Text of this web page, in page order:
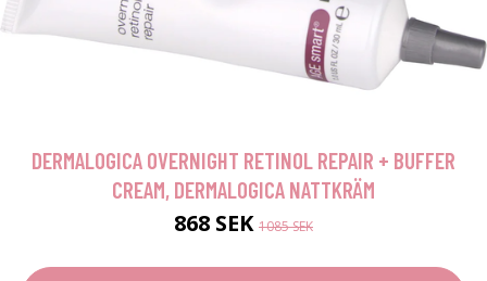
DERMALOGICA OVERNIGHT RETINOL REPAIR + BUFFER
CREAM, DERMALOGICA NATTKRÄM
868 SEK 1085 SEK